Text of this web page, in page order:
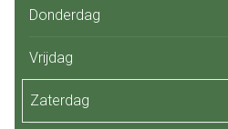
Donderdag
Vrijdag
Zaterdag